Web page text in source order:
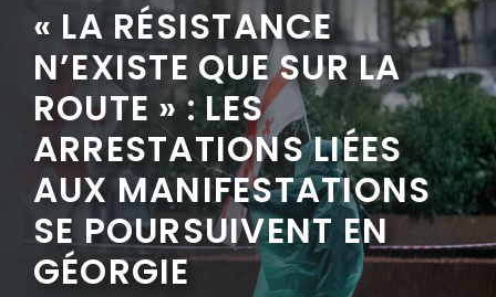
« LA RÉSISTANCE
N’EXISTE QUE SUR LA
ROUTE » : LES
ARRESTATIONS LIÉES
AUX MANIFESTATIONS
SE POURSUIVENT EN
GÉORGIE